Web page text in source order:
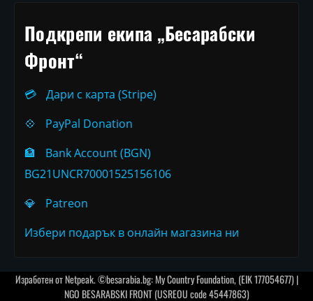
Подкрепи екипа „Бесарабски
Фронт“
💳
Дари с карта (Stripe)
💠
PayPal Donation
🏦
Bank Account (BGN)
BG21UNCR70001525156106
💎
Patreon
Избери подарък в онлайн магазина ни
Изработен отNetpeak. ©besarabia.bg: My Country Foundation, (EIK 177054677) |
NGO BESARABSKI FRONT (USREOU code 45447863)